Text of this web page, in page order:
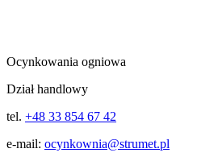
Ocynkowania ogniowa
Dział handlowy
tel. +48 33 854 67 42
e-mail: ocynkownia@strumet.pl